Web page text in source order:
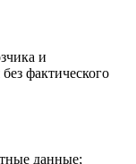
и
фактического
данные;